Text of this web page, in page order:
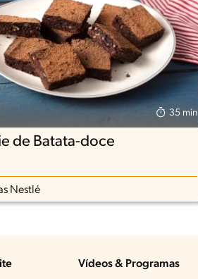
35 min
de Batata-doce
Nestlé
Vídeos & Programas​